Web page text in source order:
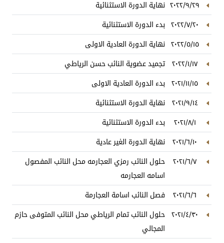
٢٠٢٢/٩/٢٩ نهاية الدورة الاستثنائية
٢٠٢٢/٧/٢٠ بدء الدورة الاستثنائية
٢٠٢٢/٥/١٥ نهاية الدورة العادية الاولى
٢٠٢٢/١/١٧ تجميد عضوية النائب حسن الرياطي
٢٠٢١/١١/١٥ بدء الدورة العادية الاولى
٢٠٢١/٩/١٤ نهاية الدورة الاستثنائية
٢٠٢١/٨/١ بدء الدورة الاستثنائية
٢٠٢١/٦/١٠ نهاية الدورة الغير عادية
٢٠٢١/٦/٧
حلول النائب رمزي العجارمه محل النائب المفصول
اسامه العجارمه
٢٠٢١/٦/٦ فصل النائب اسامة العجارمة
٢٠٢١/٤/٣٠
حلول النائب تمام الرياطي محل النائب المتوفى حازم
المجالي